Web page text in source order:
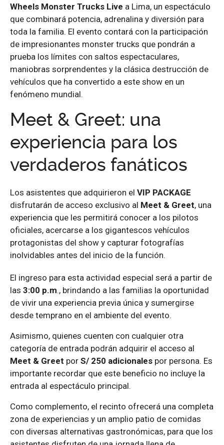
Wheels Monster Trucks Live a Lima, un espectáculo
que combinará potencia, adrenalina y diversión para
toda la familia. El evento contará con la participación
de impresionantes monster trucks que pondrán a
prueba los límites con saltos espectaculares,
maniobras sorprendentes y la clásica destrucción de
vehículos que ha convertido a este show en un
fenómeno mundial.
Meet & Greet: una
experiencia para los
verdaderos fanáticos
Los asistentes que adquirieron el VIP PACKAGE
disfrutarán de acceso exclusivo al Meet & Greet, una
experiencia que les permitirá conocer a los pilotos
oficiales, acercarse a los gigantescos vehículos
protagonistas del show y capturar fotografías
inolvidables antes del inicio de la función.
El ingreso para esta actividad especial será a partir de
las 3:00 p.m., brindando a las familias la oportunidad
de vivir una experiencia previa única y sumergirse
desde temprano en el ambiente del evento.
Asimismo, quienes cuenten con cualquier otra
categoría de entrada podrán adquirir el acceso al
Meet & Greet por S/ 250 adicionales por persona. Es
importante recordar que este beneficio no incluye la
entrada al espectáculo principal.
Como complemento, el recinto ofrecerá una completa
zona de experiencias y un amplio patio de comidas
con diversas alternativas gastronómicas, para que los